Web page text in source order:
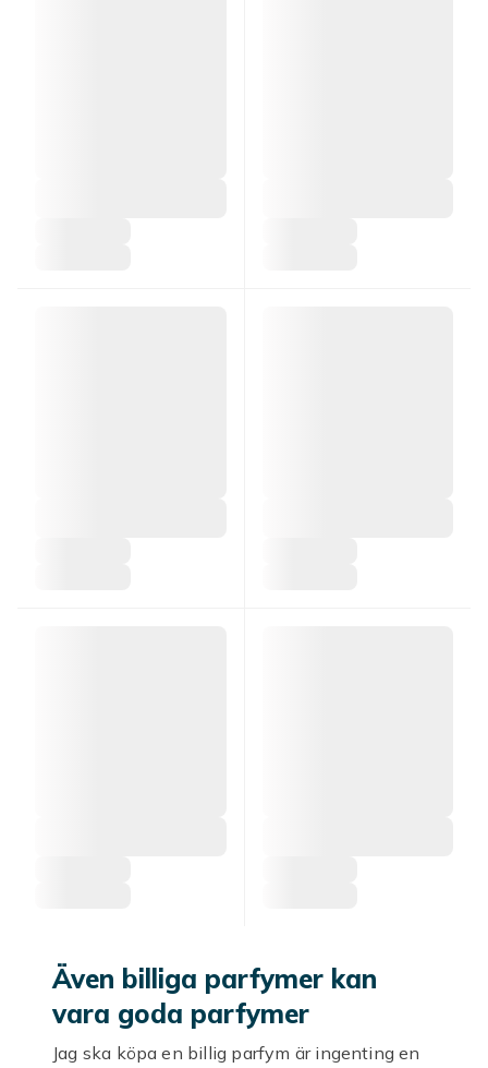
Även billiga parfymer kan
vara goda parfymer
Jag ska köpa en billig parfym är ingenting en